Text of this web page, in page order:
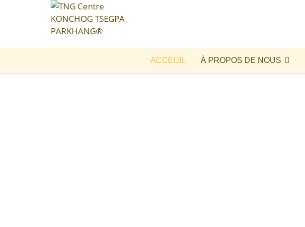
ACCEUIL À PROPOS DE NOUS